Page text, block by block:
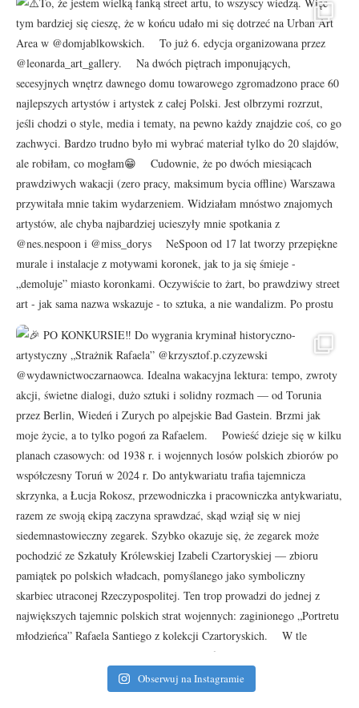
Obserwuj na Instagramie